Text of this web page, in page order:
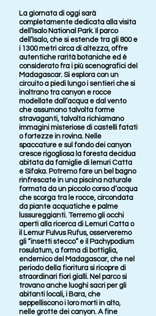
La giornata di oggi sarà
completamente dedicata alla visita
dell’Isalo National Park. Il parco
dell’Isalo, che si estende tra gli 800 e
i 1300 metri circa di altezza, offre
autentiche rarità botaniche ed è
considerato fra i più scenografici del
Madagascar. Si esplora con un
circuito a piedi lungo i sentieri che si
inoltrano tra canyon e rocce
modellate dall’acqua e dal vento
che assumono talvolta forme
stravaganti, talvolta richiamano
immagini misteriose di castelli fatati
o fortezze in rovina. Nelle
spaccature e sul fondo dei canyon
cresce rigogliosa la foresta decidua
abitata da famiglie di lemuri Catta
e Sifaka. Potremo fare un bel bagno
rinfrescate in una piscina naturale
formata da un piccolo corso d’acqua
che scorga tra le rocce, circondata
da piante acquatiche e palme
lussureggianti. Terremo gli occhi
aperti alla ricerca di Lemuri Catta o
il Lemur Fulvus Rufus, osserveremo
gli “insetti stecco” e il Pachypodium
rosulatum, a forma di bottiglia,
endemico del Madagascar, che nel
periodo della fioritura si ricopre di
straordinari fiori gialli. Nel parco si
trovano anche luoghi sacri per gli
abitanti locali, i Bara, che
seppelliscono i loro morti in alto,
nelle grotte dei canyon. A fine